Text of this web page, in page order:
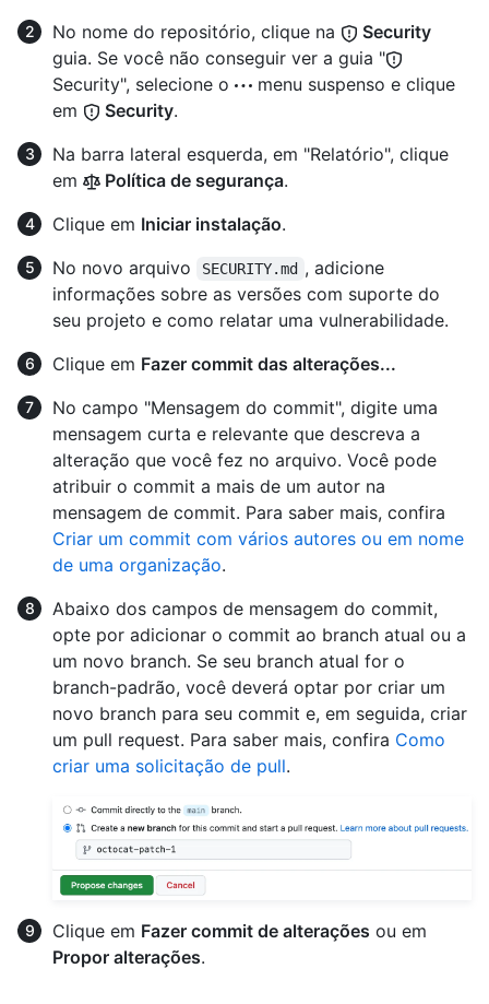
No nome do repositório, clique na
Security
guia. Se você não conseguir ver a guia "
Security", selecione o
menu suspenso e clique
em
Security.
Na barra lateral esquerda, em "Relatório", clique
em
Política de segurança.
Clique em Iniciar instalação.
No novo arquivo
SECURITY.md , adicione
informações sobre as versões com suporte do
seu projeto e como relatar uma vulnerabilidade.
Clique em Fazer commit das alterações...
No campo "Mensagem do commit", digite uma
mensagem curta e relevante que descreva a
alteração que você fez no arquivo. Você pode
atribuir o commit a mais de um autor na
mensagem de commit. Para saber mais, confira
Criar um commit com vários autores ou em nome
de uma organização.
Abaixo dos campos de mensagem do commit,
opte por adicionar o commit ao branch atual ou a
um novo branch. Se seu branch atual for o
branch-padrão, você deverá optar por criar um
novo branch para seu commit e, em seguida, criar
um pull request. Para saber mais, confira Como
criar uma solicitação de pull.
Clique em Fazer commit de alterações ou em
Propor alterações.